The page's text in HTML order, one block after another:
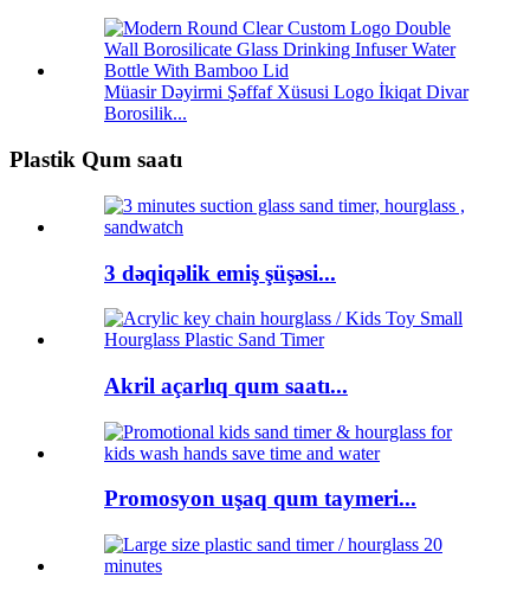
Müasir Dəyirmi Şəffaf Xüsusi Logo İkiqat Divar
Borosilik...
Plastik Qum saatı
3 dəqiqəlik emiş şüşəsi...
Akril açarlıq qum saatı...
Promosyon uşaq qum taymeri...